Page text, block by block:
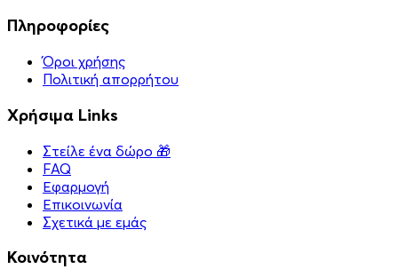
Πληροφορίες
Όροι χρήσης
Πολιτική απορρήτου
Χρήσιμα Links
Στείλε ένα δώρο 🎁
FAQ
Εφαρμογή
Επικοινωνία
Σχετικά με εμάς
Κοινότητα